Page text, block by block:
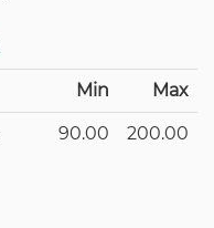
Min Max
90.00 200.00